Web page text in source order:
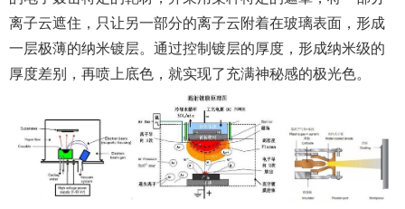
离子云遮住，只让另一部分的离子云附着在玻璃表面，形成
一层极薄的纳米镀层。通过控制镀层的厚度，形成纳米级的
厚度差别，再喷上底色，就实现了充满神秘感的极光色。